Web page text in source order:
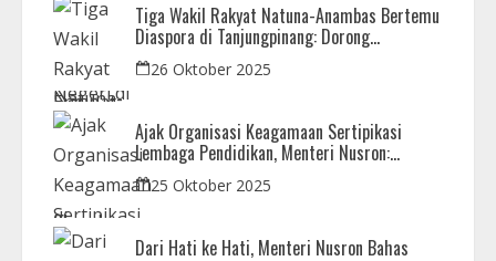
Tiga Wakil Rakyat Natuna-Anambas Bertemu
Diaspora di Tanjungpinang: Dorong
Pemekaran Provinsi dan Jamin Pemerataan
Pembangunan
26 Oktober 2025
Ajak Organisasi Keagamaan Sertipikasi
Lembaga Pendidikan, Menteri Nusron:
Sebagai Early Warning System
25 Oktober 2025
Dari Hati ke Hati, Menteri Nusron Bahas